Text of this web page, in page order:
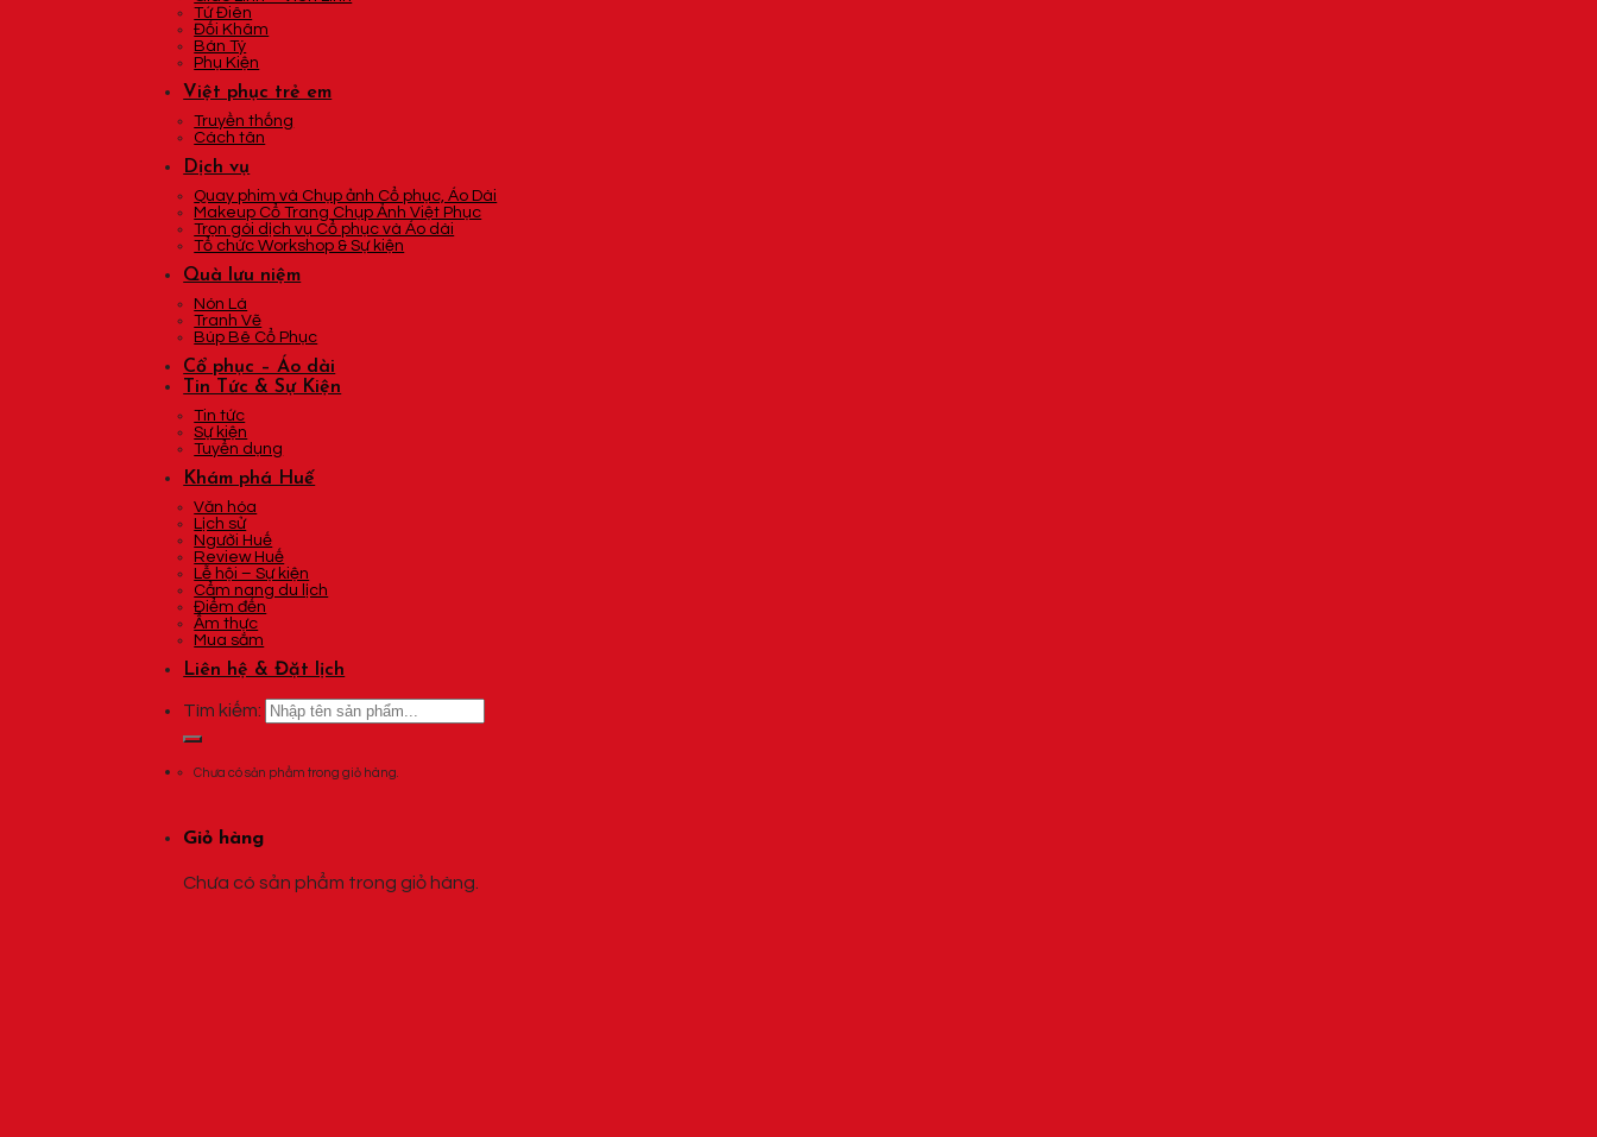
Tứ Điên
Đối Khâm
Bán Tý
Phụ Kiện
Việt phục trẻ em
Truyền thống
Cách tân
Dịch vụ
Quay phim và Chụp ảnh Cổ phục, Áo Dài
Makeup Cổ Trang Chụp Ảnh Việt Phục
Trọn gói dịch vụ Cổ phục và Áo dài
Tổ chức Workshop & Sự kiện
Quà lưu niệm
Nón Lá
Tranh Vẽ
Búp Bê Cổ Phục
Cổ phục – Áo dài
Tin Tức & Sự Kiện
Tin tức
Sự kiện
Tuyển dụng
Khám phá Huế
Văn hóa
Lịch sử
Người Huế
Review Huế
Lễ hội – Sự kiện
Cẩm nang du lịch
Điểm đến
Ẩm thực
Mua sắm
Liên hệ & Đặt lịch
Tìm kiếm:
Chưa có sản phẩm trong giỏ hàng.
Giỏ hàng
Chưa có sản phẩm trong giỏ hàng.